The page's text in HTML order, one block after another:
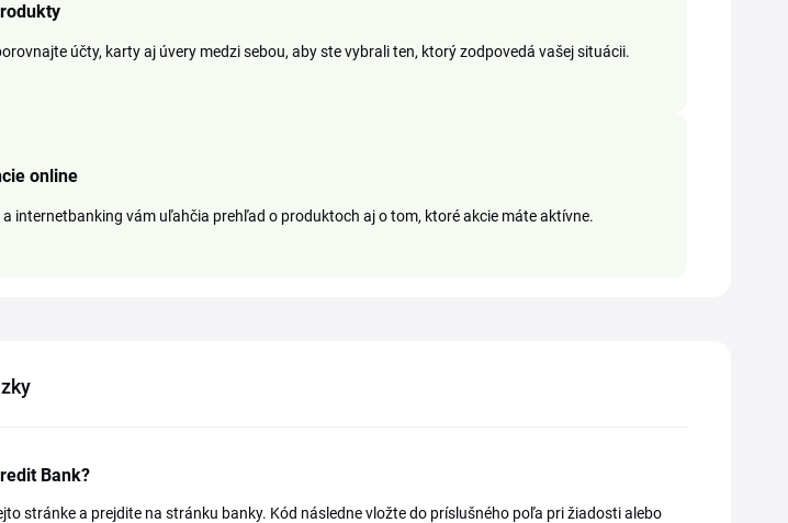
účty, karty aj úvery medzi sebou, aby ste vybrali ten, ktorý zodpovedá vašej situácii.
online
internetbanking vám uľahčia prehľad o produktoch aj o tom, ktoré akcie máte aktívne.
Bank?
stránke a prejdite na stránku banky. Kód následne vložte do príslušného poľa pri žiadosti alebo